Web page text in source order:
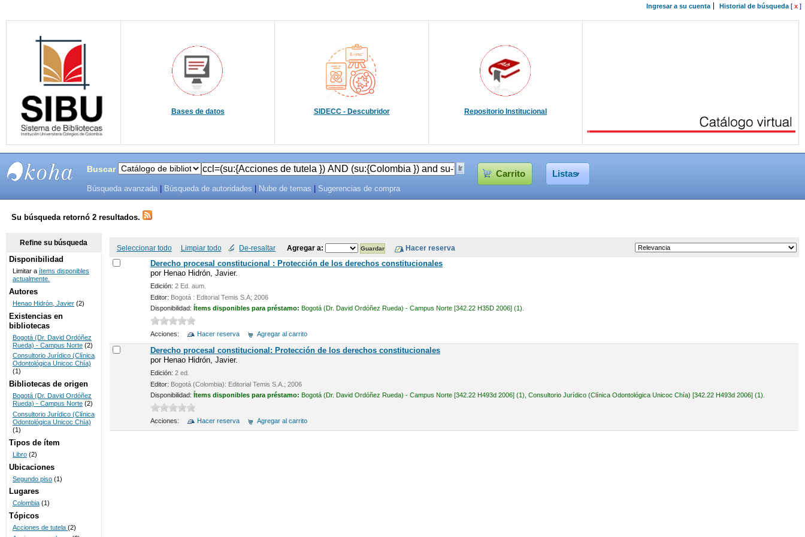
Ingresar a su cuenta Historial de búsqueda[ x ]
Bases de datos SIDECC - Descubridor Repositorio Institucional
SISTEMAS
DE
BIBLIOTECAS
UNICOC
Buscar Carrito Listas
Búsqueda avanzada Búsqueda de autoridades Nube de temas Sugerencias de compra
Su búsqueda retornó 2 resultados.
Seleccionar todo Limpiar todo De-resaltar Agregar a:
Derecho procesal constitucional : Protección de los derechos constitucionales
por Henao Hidrón, Javier.
Edición: 2 Ed. aum.
Editor: Bogotá : Editorial Temis S.A; 2006
Disponibilidad: Ítems disponibles para préstamo: Bogotá (Dr. David Ordóñez Rueda) - Campus Norte [342.22 H35D 2006] (1).
Acciones: Hacer reserva Agregar al carrito
Derecho procesal constitucional: Protección de los derechos constitucionales
por Henao Hidrón, Javier.
Edición: 2 ed.
Editor: Bogotá (Colombia): Editorial Temis S.A.; 2006
Disponibilidad: Ítems disponibles para préstamo: Bogotá (Dr. David Ordóñez Rueda) - Campus Norte [342.22 H493d 2006] (1), Consultorio Jurídico (Clínica Odontológica Unicoc Chía) [342.22 H493d 2006] (1).
Acciones: Hacer reserva Agregar al carrito
Refine su búsqueda
Disponibilidad
Limitar a ítems disponibles
actualmente.
Autores
Henao Hidrón, Javier (2)
Existencias en
bibliotecas
Bogotá (Dr. David Ordóñez
Rueda) - Campus Norte (2)
Consultorio Jurídico (Clínica
Odontológica Unicoc Chía)
(1)
Bibliotecas de origen
Bogotá (Dr. David Ordóñez
Rueda) - Campus Norte (2)
Consultorio Jurídico (Clínica
Odontológica Unicoc Chía)
(1)
Tipos de ítem
Libro (2)
Ubicaciones
Segundo piso (1)
Lugares
Colombia (1)
Tópicos
Acciones de tutela (2)